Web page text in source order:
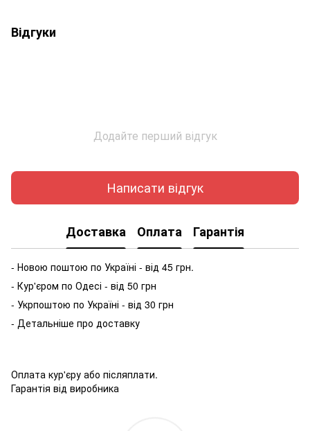
Відгуки
Додайте перший відгук
Написати відгук
Доставка Оплата Гарантія
- Новою поштою по Україні - від 45 грн.
- Кур'єром по Одесі - від 50 грн
- Укрпоштою по Україні - від 30 грн
- Детальніше про доставку
Оплата кур'єру або післяплати.
Гарантія від виробника